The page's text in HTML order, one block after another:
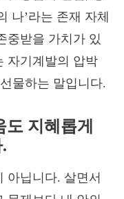
나’라는 존재 자체
중받을 가치가 있
자기계발의 압박
물하는 말입니다.
지혜롭게
아닙니다. 살면서